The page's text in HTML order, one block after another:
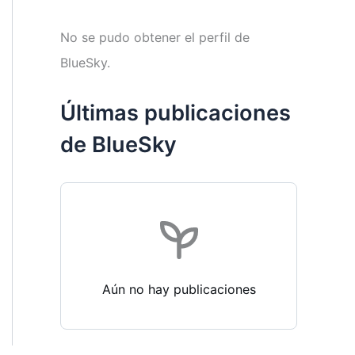
No se pudo obtener el perfil de
BlueSky.
Últimas publicaciones
de BlueSky
Aún no hay publicaciones